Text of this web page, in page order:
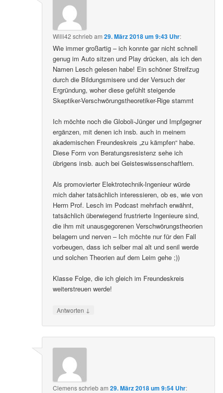
Willi42 schriebam29. März 2018 um 9:43 Uhr:
Wie immer großartig – ich konnte gar nicht schnell
genug im Auto sitzen und Play drücken, als ich den
Namen Lesch gelesen habe! Ein schöner Streifzug
durch die Bildungsmisere und der Versuch der
Ergründung, woher diese gefühlt steigende
Skeptiker-Verschwörungstheoretiker-Rige stammt
Ich möchte noch die Globoli-Jünger und Impfgegner
ergänzen, mit denen ich insb. auch in meinem
akademischen Freundeskreis „zu kämpfen“ habe.
Diese Form von Beratungsresistenz sehe ich
übrigens insb. auch bei Geisteswissenschaftlern.
Als promovierter Elektrotechnik-Ingenieur würde
mich daher tatsächlich interessieren, ob es, wie von
Herrn Prof. Lesch im Podcast mehrfach erwähnt,
tatsächlich überwiegend frustrierte Ingenieure sind,
die ihm mit unausgegorenen Verschwörungstheorien
belagern und nerven – Ich möchte nur für den Fall
vorbeugen, dass ich selber mal alt und senil werde
und solchen Theorien auf dem Leim gehe ;))
Klasse Folge, die ich gleich im Freundeskreis
weiterstreuen werde!
Antworten ↓
Clemensschriebam29. März 2018 um 9:54 Uhr: